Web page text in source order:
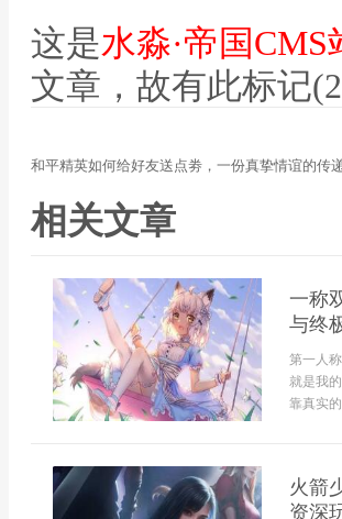
这是水淼·帝国
文章，故有此标记
和平精英如何给好友送点劵，一份真挚情谊的传
相关文章
一称
与终
第一人
就是我
靠真实
火箭
资深